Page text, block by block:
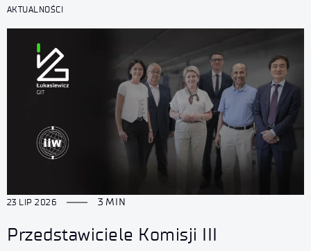
AKTUALNOŚCI
23 LIP 2026 3 MIN
Przedstawiciele Komisji III